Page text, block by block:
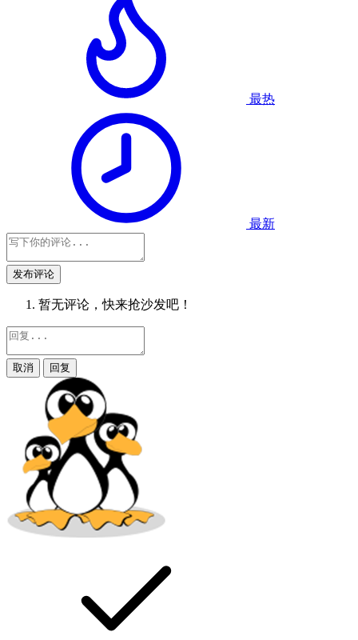
最热
最新
发布评论
暂无评论，快来抢沙发吧！
取消 回复